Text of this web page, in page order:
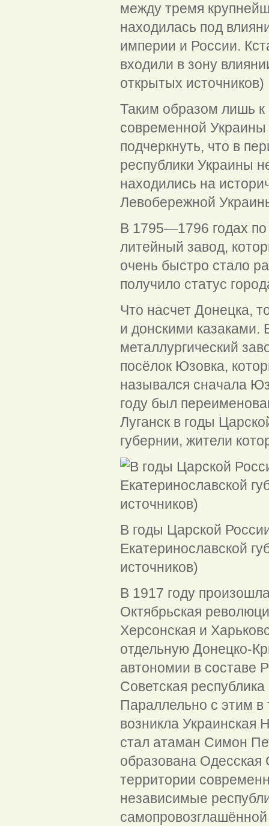
между тремя
находилась под
империи и России.
входили в зону
открытых источников)
Таким образом лишь к
современной
подчеркнуть, что в
республики Украины
находились на
Левобережной
В 1795—1796 годах по
литейный завод,
очень быстро стало
получило статус
Что насчет Донецка,
и донскими казаками.
металлургический
посёлок Юзовка,
назывался сначала
году был
Луганск в годы
губернии, жители
В годы Царской
Екатеринославской
источников)
В 1917 году
Октябрьская
Херсонская и
отдельную Донецко-
автономии в составе
Советская
Параллельно с этим
возникла Украинская
стал атаман Симон
образована Одесская
территории
независимые